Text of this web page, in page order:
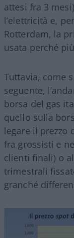
attesi fra 3
l’elettricità e,
Rotterdam, la
usata perché
Tuttavia, come
seguente,
borsa del gas
quello sulla
legare il prezzo
fra grossisti e
clienti finali) o
trimestrali
granché